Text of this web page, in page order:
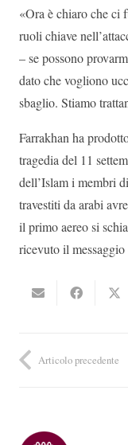
«Ora è chiaro che ci
ruoli chiave
– se possono
dato che vogliono
sbaglio. Stiamo
Farrakhan ha
tragedia del 11
dell’Islam i membri
travestiti da arabi
il primo aereo si
ricevuto il
Articolo precedente